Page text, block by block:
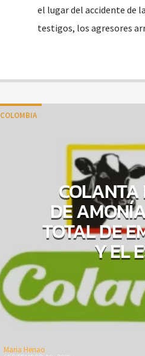
el lugar del accidente de
testigos, los agresores
COLOMBIA
COLANTA
DE
TOTAL DE
Y EL
Maria Henao